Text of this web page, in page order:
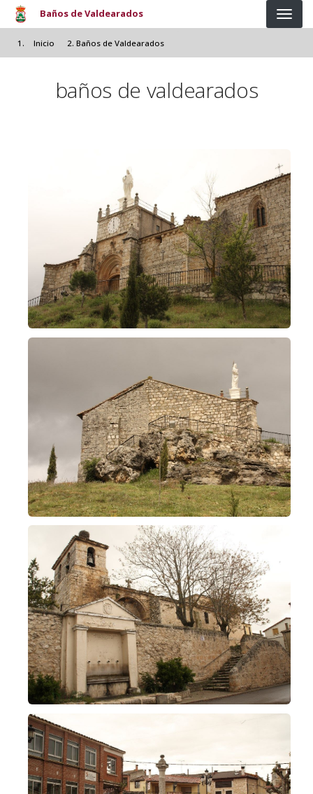
Pasar al contenido principal
Baños de Valdearados
Inicio Baños de Valdearados
baños de valdearados